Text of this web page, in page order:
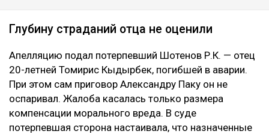
Глубину страданий отца не оценили
Апелляцию подал потерпевший Шотенов Р.К. — отец
20-летней Томирис Кыдырбек, погибшей в аварии.
При этом сам приговор Александру Паку он не
оспаривал. Жалоба касалась только размера
компенсации морального вреда. В суде
потерпевшая сторона настаивала, что назначенные